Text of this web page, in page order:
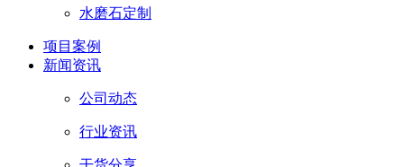
水磨石定制
项目案例
新闻资讯
公司动态
行业资讯